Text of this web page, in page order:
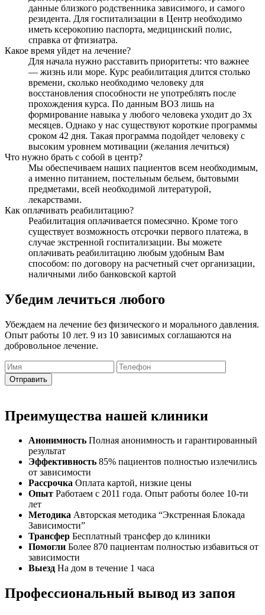
данные близкого родственника зависимого, и самого
резидента. Для госпитализации в Центр необходимо
иметь ксерокопию паспорта, медицинский полис,
справка от фтизиатра.
Какое время уйдет на лечение?
Для начала нужно расставить приоритеты: что важнее
— жизнь или море. Курс реабилитация длится столько
времени, сколько необходимо человеку для
восстановления способности не употреблять после
прохождения курса. По данным ВОЗ лишь на
формирование навыка у любого человека уходит до 3х
месяцев. Однако у нас существуют короткие программы
сроком 42 дня. Такая программа подойдет человеку с
высоким уровнем мотивации (желания лечиться)
Что нужно брать с собой в центр?
Мы обеспечиваем наших пациентов всем необходимым,
а именно питанием, постельным бельем, бытовыми
предметами, всей необходимой литературой,
лекарствами.
Как оплачивать реабилитацию?
Реабилитация оплачивается помесячно. Кроме того
существует возможность отсрочки первого платежа, в
случае экстренной госпитализации. Вы можете
оплачивать реабилитацию любым удобным Вам
способом: по договору на расчетный счет организации,
наличными либо банковской картой
Убедим лечиться любого
Убеждаем на лечение без физического и морального давления.
Опыт работы 10 лет. 9 из 10 зависимых соглашаются на
добровольное лечение.
Отправить
Преимущества нашей клиники
Анонимность Полная анонимность и гарантированный
результат
Эффективность 85% пациентов полностью излечились
от зависимости
Рассрочка Оплата картой, низкие цены
Опыт Работаем с 2011 года. Опыт работы более 10-ти
лет
Методика Авторская методика “Экстренная Блокада
Зависимости”
Трансфер Бесплатный трансфер до клиники
Помогли Более 870 пациентам полностью избавиться от
зависимости
Выезд На дом в течение 1 часа
Профессиональный вывод из запоя